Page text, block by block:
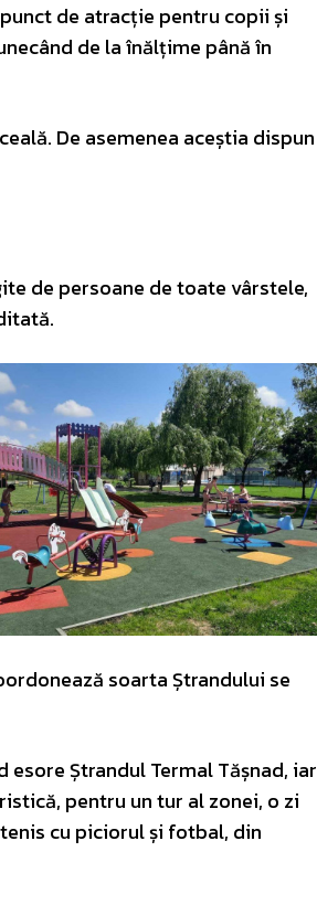
de atracție pentru copii și
de la înălțime până în
De asemenea aceștia dispun
de persoane de toate vârstele,
soarta Ștrandului se
Ștrandul Termal Tășnad, iar
pentru un tur al zonei, o zi
cu piciorul și fotbal, din